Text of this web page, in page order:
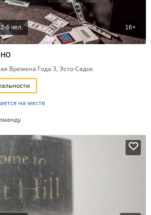
2-6 чел. 16+
Времена Года 3, Эсто-Садок
на месте